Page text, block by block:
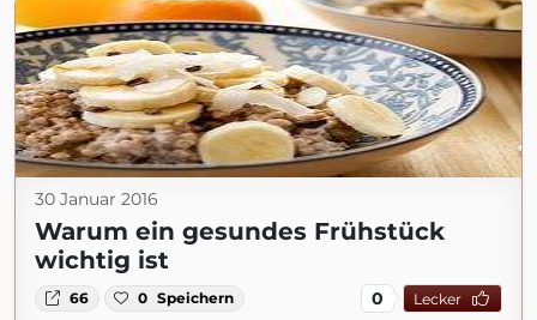
30 Januar 2016
Warum ein gesundes Frühstück
wichtig ist
66 0 Speichern 0 Lecker